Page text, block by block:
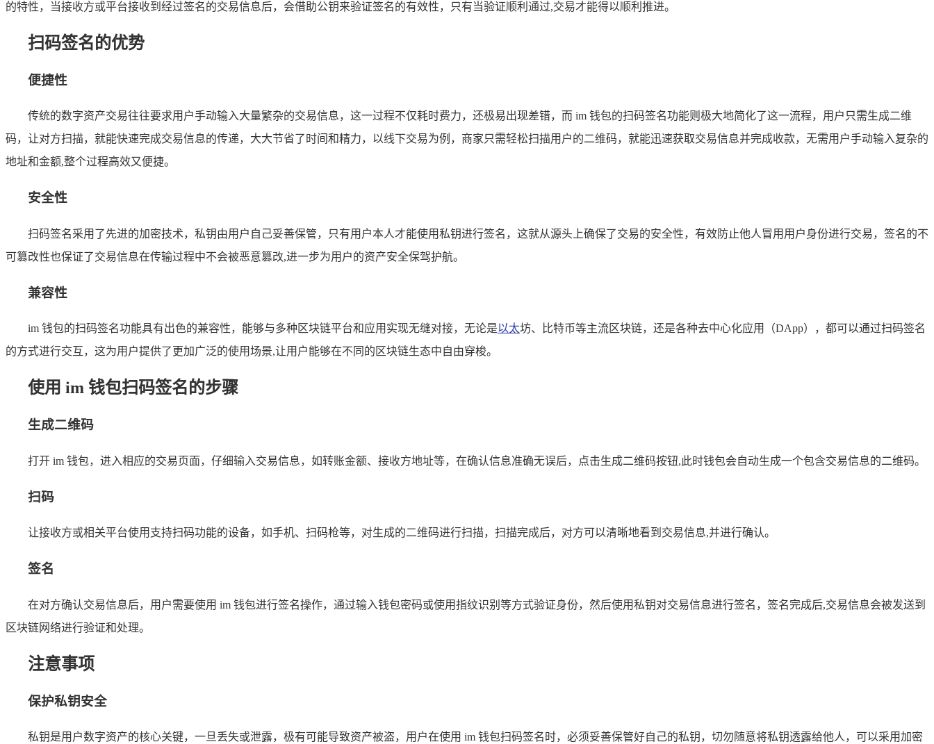
的特性，当接收方或平台接收到经过签名的交易信息后，会借助公钥来验证签名的有效性，只有当验证顺利通过,交易才能得以顺利推进。
扫码签名的优势
便捷性
传统的数字资产交易往往要求用户手动输入大量繁杂的交易信息，这一过程不仅耗时费力，还极易出现差错，而 im 钱包的扫码签名功能则极大地简化了这一流程，用户只需生成二维
码，让对方扫描，就能快速完成交易信息的传递，大大节省了时间和精力，以线下交易为例，商家只需轻松扫描用户的二维码，就能迅速获取交易信息并完成收款，无需用户手动输入复杂的
地址和金额,整个过程高效又便捷。
安全性
扫码签名采用了先进的加密技术，私钥由用户自己妥善保管，只有用户本人才能使用私钥进行签名，这就从源头上确保了交易的安全性，有效防止他人冒用用户身份进行交易，签名的不
可篡改性也保证了交易信息在传输过程中不会被恶意篡改,进一步为用户的资产安全保驾护航。
兼容性
im 钱包的扫码签名功能具有出色的兼容性，能够与多种区块链平台和应用实现无缝对接，无论是以太坊、比特币等主流区块链，还是各种去中心化应用（DApp），都可以通过扫码签名
的方式进行交互，这为用户提供了更加广泛的使用场景,让用户能够在不同的区块链生态中自由穿梭。
使用 im 钱包扫码签名的步骤
生成二维码
打开 im 钱包，进入相应的交易页面，仔细输入交易信息，如转账金额、接收方地址等，在确认信息准确无误后，点击生成二维码按钮,此时钱包会自动生成一个包含交易信息的二维码。
扫码
让接收方或相关平台使用支持扫码功能的设备，如手机、扫码枪等，对生成的二维码进行扫描，扫描完成后，对方可以清晰地看到交易信息,并进行确认。
签名
在对方确认交易信息后，用户需要使用 im 钱包进行签名操作，通过输入钱包密码或使用指纹识别等方式验证身份，然后使用私钥对交易信息进行签名，签名完成后,交易信息会被发送到
区块链网络进行验证和处理。
注意事项
保护私钥安全
私钥是用户数字资产的核心关键，一旦丢失或泄露，极有可能导致资产被盗，用户在使用 im 钱包扫码签名时，必须妥善保管好自己的私钥，切勿随意将私钥透露给他人，可以采用加密